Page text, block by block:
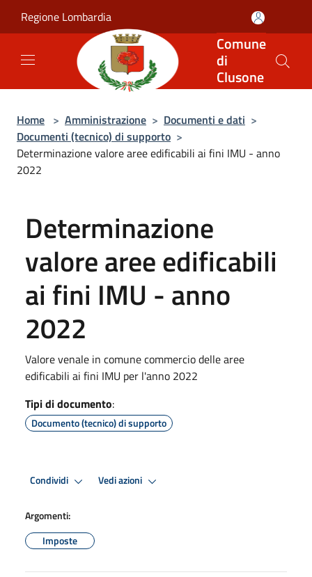
Regione Lombardia
Comune
di
Clusone
Home > Amministrazione > Documenti e dati >
Documenti (tecnico) di supporto >
Determinazione valore aree edificabili ai fini IMU - anno
2022
Determinazione
valore aree edificabili
ai fini IMU - anno
2022
Valore venale in comune commercio delle aree
edificabili ai fini IMU per l'anno 2022
Tipi di documento:
Documento (tecnico) di supporto
Condividi Vedi azioni
Argomenti:
Imposte